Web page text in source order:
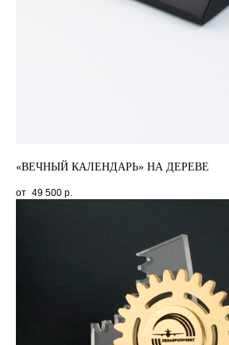
«ВЕЧНЫЙ КАЛЕНДАРЬ» НА ДЕРЕВЕ
49 500 р.